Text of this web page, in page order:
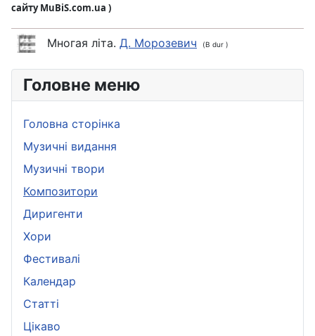
Головне меню
Головна сторінка
Музичні видання
Музичні твори
Композитори
Диригенти
Хори
Фестивалі
Календар
Статті
Цікаво
сайту MuBiS.com.ua )
Многая літа. Д. Морозевич (B dur )